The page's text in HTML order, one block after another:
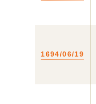
1694/06/19